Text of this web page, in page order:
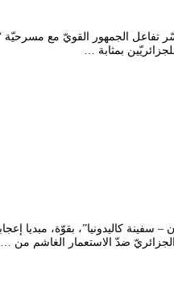
تفاعل الجمهور القويّ مع
بمثابة …
كاليدونيا”، بقوّة، مبديا
ضدّ الاستعمار الغاشم من …